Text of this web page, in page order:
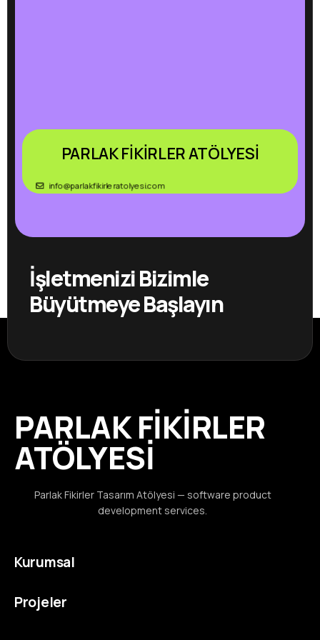
PARLAK FİKİRLER ATÖLYESİ
info@parlakfikirleratolyesi.com
İşletmenizi Bizimle
Büyütmeye Başlayın
PARLAK FİKİRLER
ATÖLYESİ
Parlak Fikirler Tasarım Atölyesi — software product
development services.
Kurumsal
Projeler